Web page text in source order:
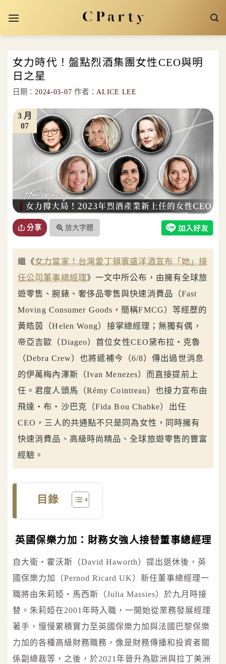
女力時代！盤點烈酒集團女性CEO與明
日之星
日期：2024-03-07 作者：ALICE LEE
07
3 月
分享 放大字體
繼《女力當家！台灣愛丁頓寰盛洋酒宣布「她」接
任公司董事總經理》一文中所公布，由擁有全球旅
遊零售、腕錶、奢侈品零售與快速消費品（Fast
Moving Consumer Goods，簡稱FMCG）等經歷的
黃皓茵（Helen Wong）接掌總經理；無獨有偶，
帝亞吉歐（Diageo）首位女性CEO黛布拉‧克魯
（Debra Crew）也將遞補今（6/8）傳出過世消息
的伊萬梅內澤斯（Ivan Menezes）而直接提前上
任。君度人頭馬（Rémy Cointreau）也接力宣布由
飛達‧布‧沙巴克（Fida Bou Chabke）出任
CEO，三人的共通點不只是同為女性，同時擁有
快速消費品、高級時尚精品、全球旅遊零售的豐富
經驗。
目錄
英國保樂力加：財務女強人接替董事總經理
自大衛‧霍沃斯（David Haworth）提出退休後，英
國保樂力加（Pernod Ricard UK）新任董事總經理一
職將由朱莉婭‧馬西斯（Julia Massies）於九月時接
替。朱莉婭在2001年時入職，一開始從業務發展經理
著手，慢慢累積實力至英國保樂力加與法國巴黎保樂
力加的各種高級財務職務，像是財務傳播和投資者關
係副總裁等，之後，於2021年晉升為歐洲與拉丁美洲